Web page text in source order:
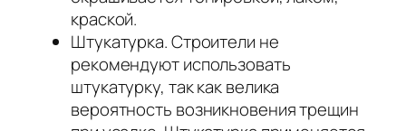
краской.
Штукатурка. Строители не
рекомендуют использовать
штукатурку, так как велика
вероятность возникновения трещин